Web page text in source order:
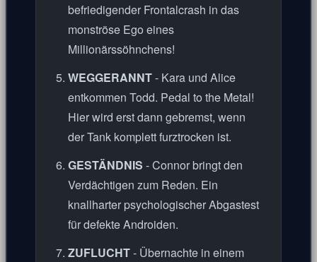
befriedigender Frontalcrash in das
monströse Ego eines
Millionärssöhnchens!
WEGGERANNT- Kara und Alice
entkommen Todd. Pedal to the Metal!
Hier wird erst dann gebremst, wenn
der Tank komplett furztrocken ist.
GESTÄNDNIS - Connor bringt den
Verdächtigen zum Reden. Ein
knallharter psychologischer Abgastest
für defekte Androiden.
ZUFLUCHT- Übernachte in einem